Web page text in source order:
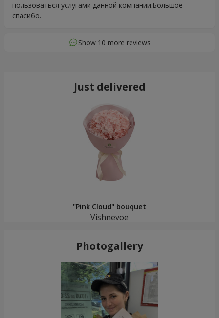
пользоваться услугами данной компании.Большое
спасибо.
Show 10 more reviews
Just delivered
"Pink Cloud" bouquet
Vishnevoe
Photogallery